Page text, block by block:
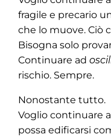
fragile e precario
che lo muove. Ciò
Bisogna solo
Continuare ad
rischio. Sempre.
Nonostante tutto.
Voglio continuare
possa edificarsi